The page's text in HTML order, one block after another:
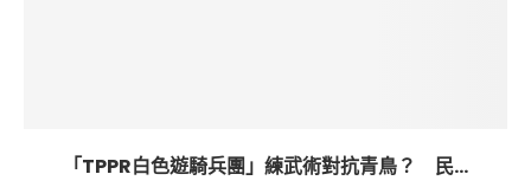
「TPPR白色遊騎兵團」練武術對抗青鳥？ 民...